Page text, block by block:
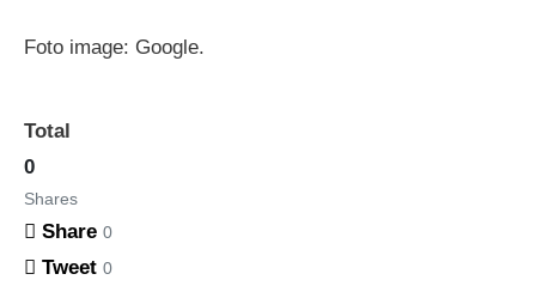
Foto image: Google.
Total
0
Shares
Share 0
Tweet 0